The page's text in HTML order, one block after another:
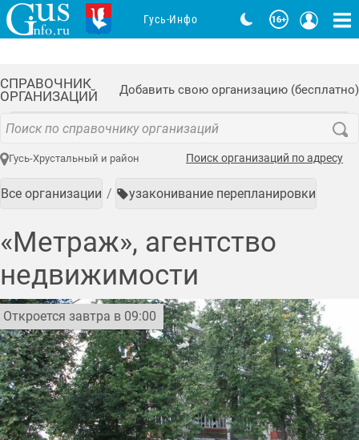
СПРАВОЧНИК
ОРГАНИЗАЦИЙ
Добавить свою организацию (бесплатно)
Гусь-Хрустальный и район Поиск организаций по адресу
Все организации узаконивание перепланировки
«Метраж», агентство
недвижимости
Откроется завтра в 09:00
Гусь-Инфо